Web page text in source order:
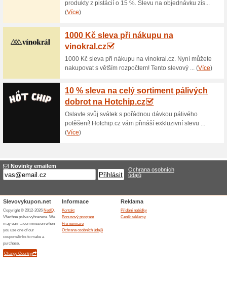
Nakupování online v
Při nákupech nad 1 099 Kč
poplatků. Neplaťte tak
099 Kč.
Doprava zdarma
Bombusenergy.cz
100% fungovalo Akce
Nakupování online v
Při nákupech nad 44.90 €